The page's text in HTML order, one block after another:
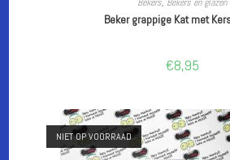
Beker grappige Kat met
€8,95
NIET OP VOORRAAD